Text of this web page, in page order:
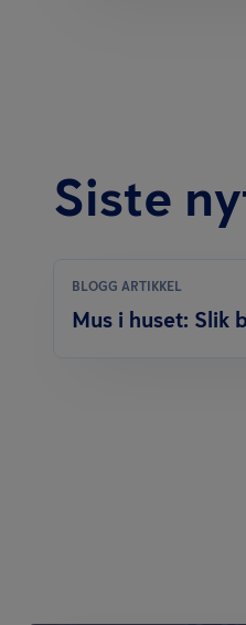
Siste
BLOGG ARTIKKEL
Mus i huset: Slik